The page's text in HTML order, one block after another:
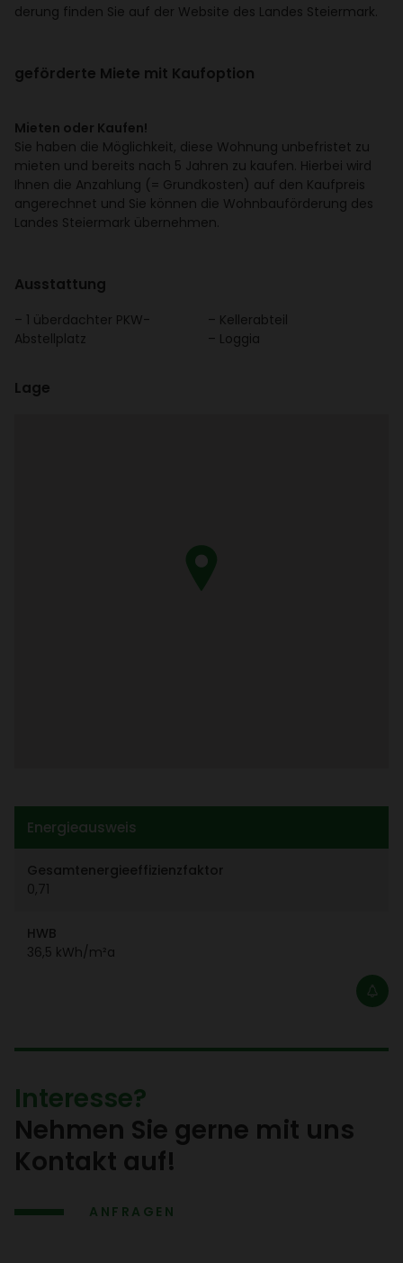
de­rung finden Sie auf der Website des Landes Stei­er­mark.
geför­derte Miete mit Kauf­op­tion
Mieten oder Kaufen!
Sie haben die Möglich­keit, diese Wohnung unbe­fristet zu
mieten und bereits nach 5 Jahren zu kaufen. Hierbei wird
Ihnen die Anzah­lung (= Grund­kosten) auf den Kauf­preis
ange­rechnet und Sie können die Wohn­bau­för­de­rung des
Landes Stei­er­mark über­nehmen.
Ausstat­tung
1 über­dachter PKW-
Abstell­platz
Keller­ab­teil
Loggia
Lage
Ener­gie­aus­weis
Gesamt­ener­gie­ef­fi­zi­enz­faktor
0,71
HWB
36,5 kWh/​m²a
Inter­esse?
Nehmen Sie gerne mit uns
Kontakt auf!
ANFRAGEN